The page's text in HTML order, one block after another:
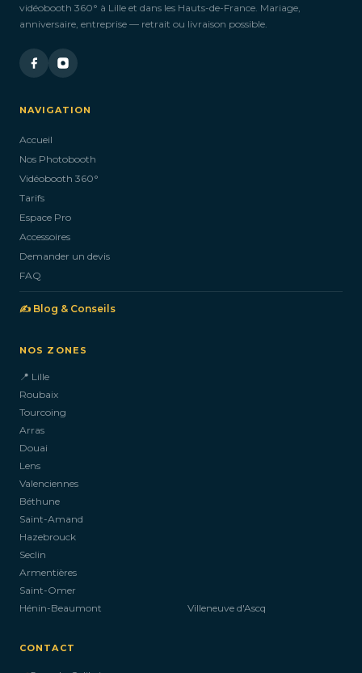
vidéobooth 360° à Lille et dans les Hauts-de-France. Mariage,
anniversaire, entreprise — retrait ou livraison possible.
NAVIGATION
Accueil
Nos Photobooth
Vidéobooth 360°
Tarifs
Espace Pro
Accessoires
Demander un devis
FAQ
✍️ Blog & Conseils
NOS ZONES
📍 Lille
Roubaix
Tourcoing
Arras
Douai
Lens
Valenciennes
Béthune
Saint-Amand
Hazebrouck
Seclin
Armentières
Saint-Omer
Hénin-Beaumont
Villeneuve d'Ascq
CONTACT